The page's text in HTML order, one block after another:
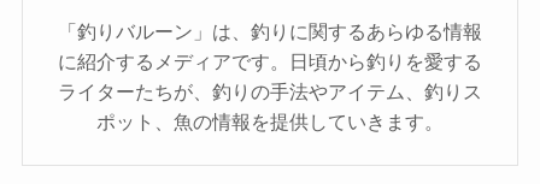
「釣りバルーン」は、釣りに関するあらゆる情報
に紹介するメディアです。日頃から釣りを愛する
ライターたちが、釣りの手法やアイテム、釣りス
ポット、魚の情報を提供していきます。